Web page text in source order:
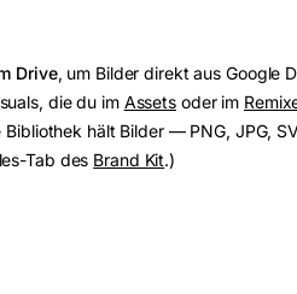
Drive, um Bilder direkt aus Google
die du im Assetsoder im
hält Bilder — PNG, JPG,
Tab des Brand Kit.)